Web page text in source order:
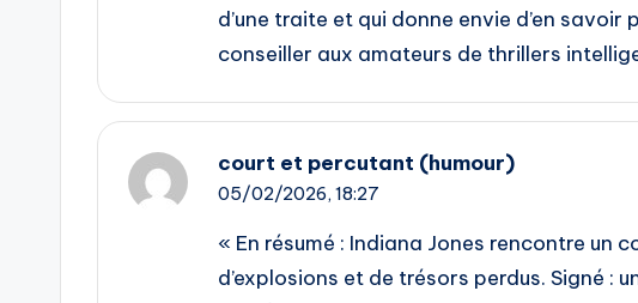
d’une traite et qui donne envie d’en
conseiller aux amateurs de thrillers
court et percutant (humour)
05/02/2026, 18:27
« En résumé : Indiana Jones rencontre un
d’explosions et de trésors perdus. Signé :